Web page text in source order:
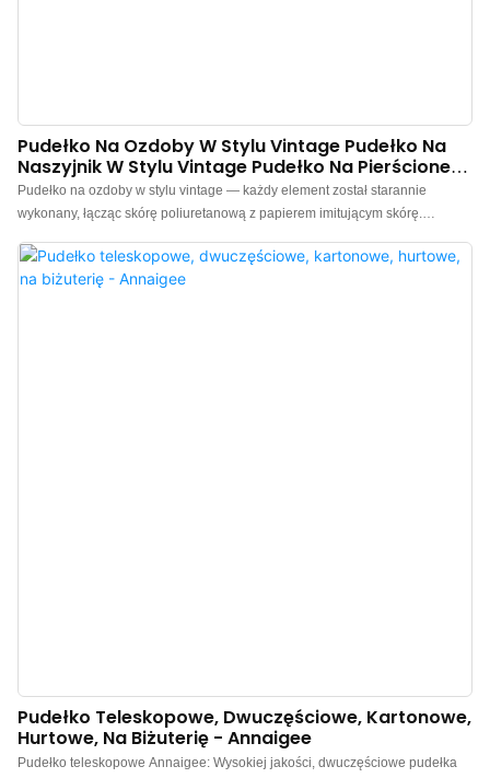
Pudełko Na Ozdoby W Stylu Vintage Pudełko Na
Naszyjnik W Stylu Vintage Pudełko Na Pierścionek
W Stylu High-End
Pudełko na ozdoby w stylu vintage — każdy element został starannie
wykonany, łącząc skórę poliuretanową z papierem imitującym skórę.
stylu vintage mają ośmiokątny kształt, zdobienia w postaci metalowych
wzorów, podkładki gąbkowe na wewnętrznych powierzchniach, są stabilne i
Pudełko Teleskopowe, Dwuczęściowe, Kartonowe,
Hurtowe, Na Biżuterię - Annaigee
Pudełko teleskopowe Annaigee: Wysokiej jakości, dwuczęściowe pudełka